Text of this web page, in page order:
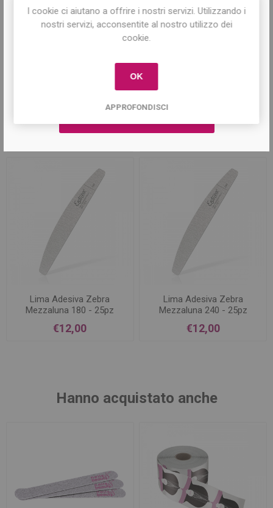
Iscriviti per conoscere le nostre ultime
offerte e ricevere il10% di sconto
Mezzaluna - Argento
Mezzaluna 100 - 25pz
Lima Adesiva Zebra
Mezzaluna 180 - 25pz
€12,00
Lima Adesiva Zebra
Mezzaluna 240 - 25pz
€12,00
Hanno acquistato anche
I cookie ci aiutano a offrire i nostri servizi. Utilizzando i
nostri servizi, acconsentite al nostro utilizzo dei
cookie.
OK
APPROFONDISCI